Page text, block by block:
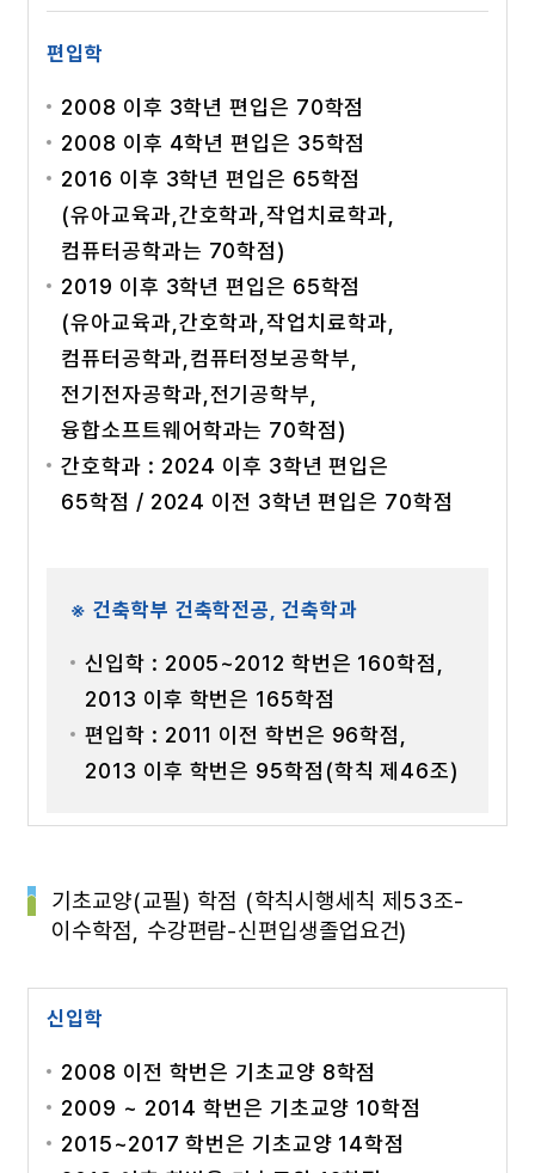
편입학
2008 이후 3학년 편입은 70학점
2008 이후 4학년 편입은 35학점
2016 이후 3학년 편입은 65학점
(유아교육과,간호학과,작업치료학과,
컴퓨터공학과는 70학점)
2019 이후 3학년 편입은 65학점
(유아교육과,간호학과,작업치료학과,
컴퓨터공학과,컴퓨터정보공학부,
전기전자공학과,전기공학부,
융합소프트웨어학과는 70학점)
간호학과 : 2024 이후 3학년 편입은
65학점 / 2024 이전 3학년 편입은 70학점
※ 건축학부 건축학전공, 건축학과
신입학 : 2005~2012 학번은 160학점,
2013 이후 학번은 165학점
편입학 : 2011 이전 학번은 96학점,
2013 이후 학번은 95학점(학칙 제46조)
기초교양(교필) 학점 (학칙시행세칙 제53조-
이수학점, 수강편람-신편입생졸업요건)
신입학
2008 이전 학번은 기초교양 8학점
2009 ~ 2014 학번은 기초교양 10학점
2015~2017 학번은 기초교양 14학점